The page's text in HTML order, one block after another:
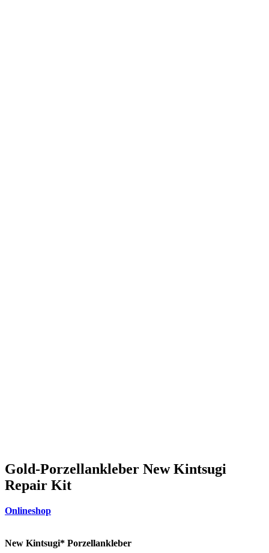
Gold-Porzellankleber New Kintsugi
Repair Kit
Onlineshop
New Kintsugi* Porzellankleber